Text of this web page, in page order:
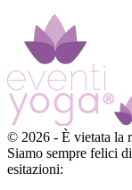
© 2026 - È vietata la
Siamo sempre felici
esitazioni: